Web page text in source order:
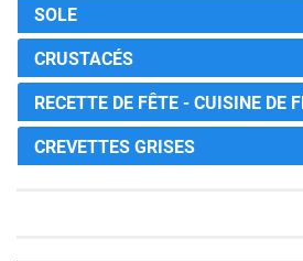
SOLE
CRUSTACÉS
RECETTE DE FÊTE - CUISINE DE
CREVETTES GRISES